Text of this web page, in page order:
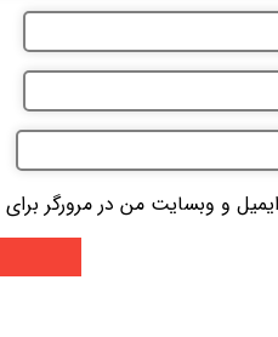
ایمیل و وبسایت من در مرورگر